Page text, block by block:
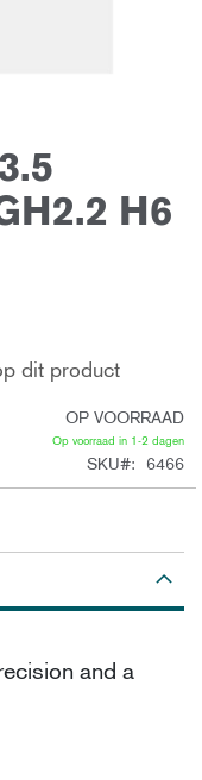
H6
dit product
OP VOORRAAD
Op voorraad in 1-2 dagen
SKU 6466
and a